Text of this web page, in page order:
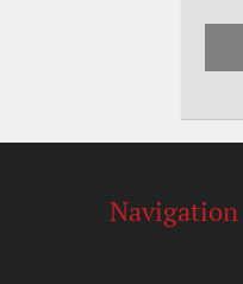
leer.
Navigation